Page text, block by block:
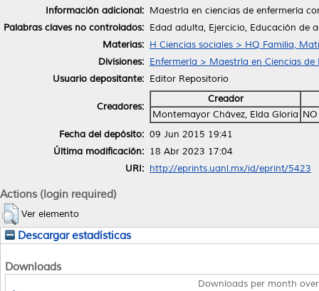
Información adicional: Maestría en ciencias de enfermería
Palabras claves no controlados: Edad adulta, Ejercicio, Educación de
Materias: H Ciencias sociales > HQ Familia,
Divisiones: Enfermería > Maestría en Ciencias de
Usuario depositante: Editor Repositorio
Creadores:
Creador
Montemayor Chávez, Elda Gloria
Fecha del depósito: 09 Jun 2015 19:41
Última modificación: 18 Abr 2023 17:04
URI: http://eprints.uanl.mx/id/eprint/5423
Actions (login required)
Ver elemento
Descargar estadísticas
Downloads
Downloads per month